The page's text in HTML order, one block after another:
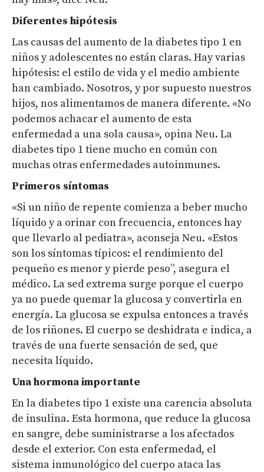
Diferentes hipótesis
Las causas del aumento de la diabetes tipo 1 en
niños y adolescentes no están claras. Hay varias
hipótesis: el estilo de vida y el medio ambiente
han cambiado. Nosotros, y por supuesto nuestros
hijos, nos alimentamos de manera diferente. «No
podemos achacar el aumento de esta
enfermedad a una sola causa», opina Neu. La
diabetes tipo 1 tiene mucho en común con
muchas otras enfermedades autoinmunes.
Primeros síntomas
«Si un niño de repente comienza a beber mucho
líquido y a orinar con frecuencia, entonces hay
que llevarlo al pediatra», aconseja Neu. «Estos
son los síntomas típicos: el rendimiento del
pequeño es menor y pierde peso”, asegura el
médico. La sed extrema surge porque el cuerpo
ya no puede quemar la glucosa y convertirla en
energía. La glucosa se expulsa entonces a través
de los riñones. El cuerpo se deshidrata e indica, a
través de una fuerte sensación de sed, que
necesita líquido.
Una hormona importante
En la diabetes tipo 1 existe una carencia absoluta
de insulina. Esta hormona, que reduce la glucosa
en sangre, debe suministrarse a los afectados
desde el exterior. Con esta enfermedad, el
sistema inmunológico del cuerpo ataca las